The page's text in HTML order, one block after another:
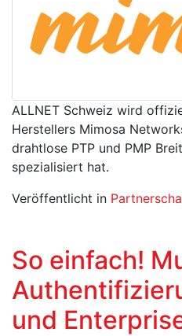
ALLNET Schweiz wird
Herstellers Mimosa
drahtlose PTP und PMP
spezialisiert hat.
Veröffentlicht in
So einfach!
und